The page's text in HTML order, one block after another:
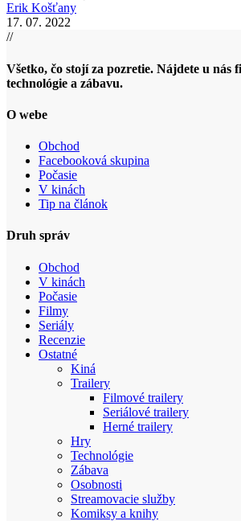
Erik Košťany
17. 07. 2022
//
Všetko, čo stojí za pozretie. Nájdete u nás
technológie a zábavu.
O webe
Obchod
Facebooková skupina
Počasie
V kinách
Tip na článok
Druh správ
Obchod
V kinách
Počasie
Filmy
Seriály
Recenzie
Ostatné
Kiná
Trailery
Filmové trailery
Seriálové trailery
Herné trailery
Hry
Technológie
Zábava
Osobnosti
Streamovacie služby
Komiksy a knihy